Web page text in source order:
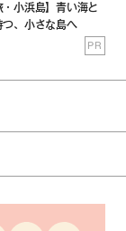
・小浜島】青い海と
つ、小さな島へ
PR